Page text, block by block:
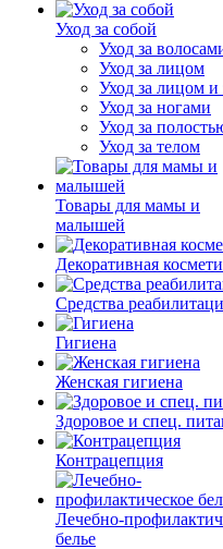
Уход за собой
Уход за
Уход за лицом
Уход за лицом и
Уход за ногами
Уход за
Уход за телом
Товары для мамы и
малышей
Декоративная
Средства
Гигиена
Женская гигиена
Здоровое и спец.
Контрацепция
Лечебно-
белье